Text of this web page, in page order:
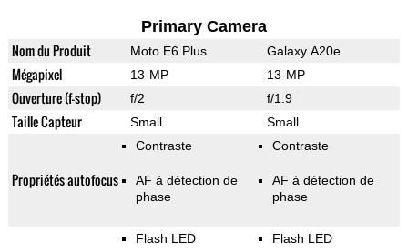
Primary Camera
Nom du Produit Moto E6 Plus Galaxy A20e
Mégapixel 13-MP 13-MP
Ouverture (f-stop) f/2 f/1.9
Taille Capteur Small Small
Propriétés autofocus
Contraste
AF à détection de
phase
Contraste
AF à détection de
phase
Flash LED Flash LED